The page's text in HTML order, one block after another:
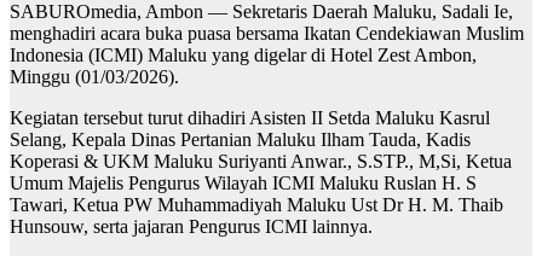
SABUROmedia, Ambon — Sekretaris Daerah Maluku, Sadali Ie,
menghadiri acara buka puasa bersama Ikatan Cendekiawan Muslim
Indonesia (ICMI) Maluku yang digelar di Hotel Zest Ambon,
Minggu (01/03/2026).
Kegiatan tersebut turut dihadiri Asisten II Setda Maluku Kasrul
Selang, Kepala Dinas Pertanian Maluku Ilham Tauda, Kadis
Koperasi & UKM Maluku Suriyanti Anwar., S.STP., M,Si, Ketua
Umum Majelis Pengurus Wilayah ICMI Maluku Ruslan H. S
Tawari, Ketua PW Muhammadiyah Maluku Ust Dr H. M. Thaib
Hunsouw, serta jajaran Pengurus ICMI lainnya.